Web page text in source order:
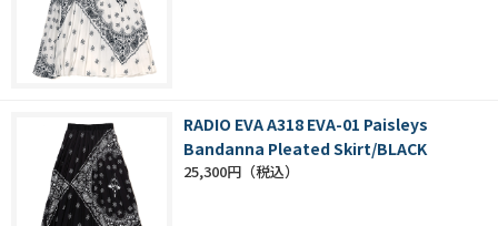
RADIO EVA A318 EVA-01 Paisleys
Bandanna Pleated Skirt/BLACK
25,300円